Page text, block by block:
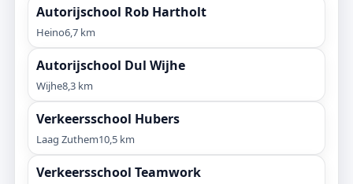
Autorijschool Rob Hartholt
Heino6,7 km
Autorijschool Dul Wijhe
Wijhe8,3 km
Verkeersschool Hubers
Laag Zuthem10,5 km
Verkeersschool Teamwork